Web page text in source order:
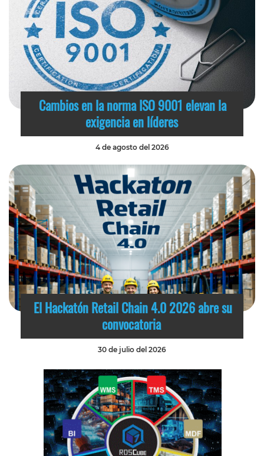
Cambios en la norma ISO 9001 elevan la
exigencia en líderes
4 de agosto del 2026
El Hackatón Retail Chain 4.0 2026 abre su
convocatoria
30 de julio del 2026